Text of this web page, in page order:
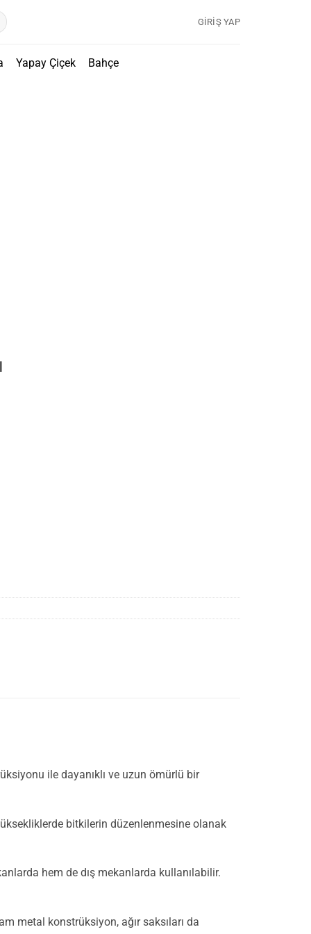
GIRIŞ YAP
Yapay Çiçek Bahçe
ile dayanıklı ve uzun ömürlü bir
bitkilerin düzenlenmesine olanak
hem de dış mekanlarda kullanılabilir.
metal konstrüksiyon, ağır saksıları da